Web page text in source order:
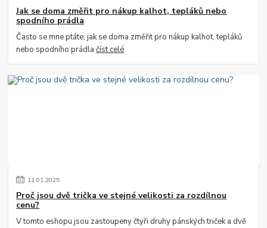
Jak se doma změřit pro nákup kalhot, tepláků nebo
spodního prádla
Často se mne ptáte, jak se doma změřit pro nákup kalhot, tepláků
nebo spodního prádlačíst celé
11.01.2025
Proč jsou dvě trička ve stejné velikosti za rozdílnou
cenu?
V tomto eshopu jsou zastoupeny čtyři druhy pánských triček a dvě